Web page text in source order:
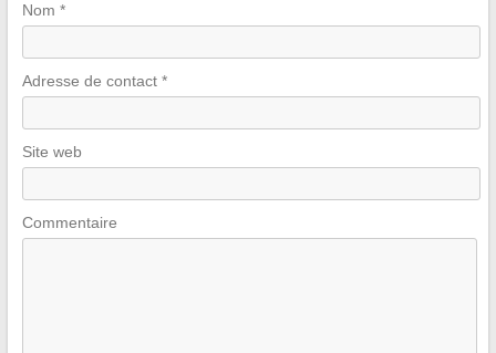
Nom *
Adresse de contact *
Site web
Commentaire